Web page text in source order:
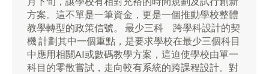
方案。這不單是一筆資金，更是一個推動學校整體
教學轉型的政策信號。 最少三科 跨學科設計的契
機 計劃其中一個重點，是要求學校在最少三個科目
中應用相關AI或數碼教學方案，這迫使學校由單一
科目的零散嘗試，走向較有系統的跨課程設計。對